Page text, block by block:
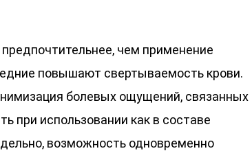
чем применение
повышают свертываемость крови.
болевых ощущений, связанных
при использовании как в составе
возможность одновременно